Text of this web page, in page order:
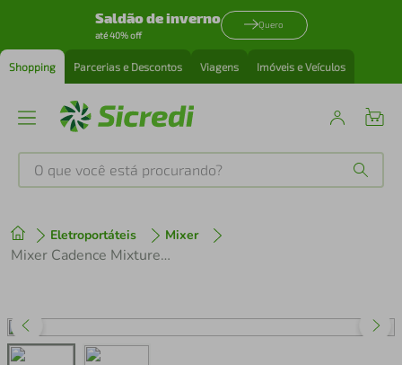
Saldão de inverno
até 40% off
Quero
Shopping Parcerias e Descontos Viagens Imóveis e Veículos
O que você está procurando?
Eletroportáteis Mixer
Mixer Cadence Mixture Haste Inox Preto - Modelo Mix370, 220v
1 º tenis
perfume